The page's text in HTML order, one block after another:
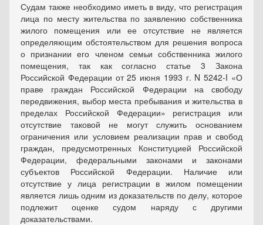
Судам также необходимо иметь в виду, что регистрация
лица по месту жительства по заявлению собственника
жилого помещения или ее отсутствие не является
определяющим обстоятельством для решения вопроса
о признании его членом семьи собственника жилого
помещения, так как согласно статье 3 Закона
Российской Федерации от 25 июня 1993 г. N 5242-I «О
праве граждан Российской Федерации на свободу
передвижения, выбор места пребывания и жительства в
пределах Российской Федерации» регистрация или
отсутствие таковой не могут служить основанием
ограничения или условием реализации прав и свобод
граждан, предусмотренных Конституцией Российской
Федерации, федеральными законами и законами
субъектов Российской Федерации. Наличие или
отсутствие у лица регистрации в жилом помещении
является лишь одним из доказательств по делу, которое
подлежит оценке судом наряду с другими
доказательствами.